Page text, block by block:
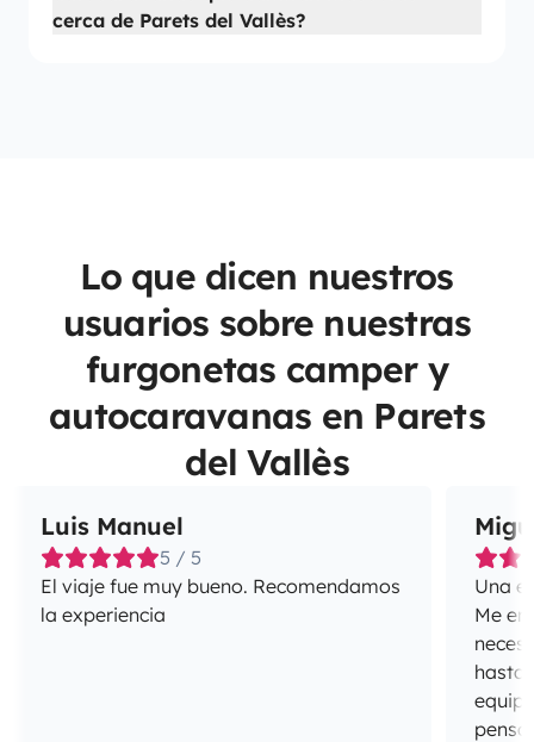
cerca de Parets del Vallès?
Lo que dicen nuestros
usuarios sobre nuestras
furgonetas camper y
autocaravanas en Parets
del Vallès
Luis Manuel
5 / 5
El viaje fue muy bueno. Recomendamos
la experiencia
Una
Me
hasta